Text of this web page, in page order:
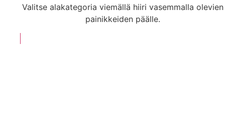
Valitse alakategoria viemällä hiiri vasemmalla olevien
painikkeiden päälle.